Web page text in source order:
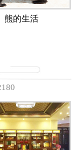
熊的生活